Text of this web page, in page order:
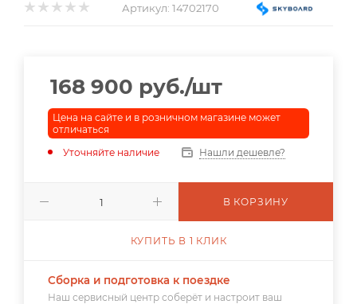
Артикул: 14702170
168 900 руб./шт
Цена на сайте и в розничном магазине может
отличаться
Уточняйте наличие
Нашли дешевле?
В КОРЗИНУ
КУПИТЬ В 1 КЛИК
Сборка и подготовка к поездке
Наш сервисный центр соберёт и настроит ваш